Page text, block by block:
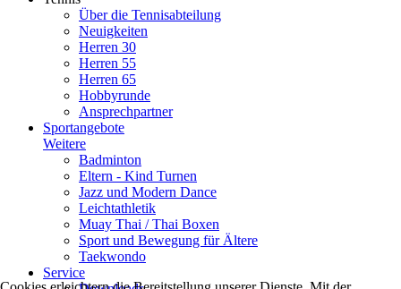
Über die Tennisabteilung
Neuigkeiten
Herren 30
Herren 55
Herren 65
Hobbyrunde
Ansprechpartner
Sportangebote
Weitere
Badminton
Eltern - Kind Turnen
Jazz und Modern Dance
Leichtathletik
Muay Thai / Thai Boxen
Sport und Bewegung für Ältere
Taekwondo
Service